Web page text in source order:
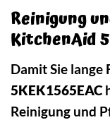
Reinigung
KitchenAid
Damit Sie lange
5KEK1565EAC
Reinigung und